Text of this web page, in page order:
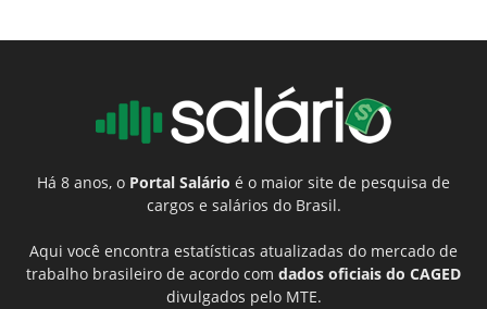
Há 8 anos, o Portal Salário é o maior site de pesquisa de
cargos e salários do Brasil.
Aqui você encontra estatísticas atualizadas do mercado de
trabalho brasileiro de acordo com dados oficiais do CAGED
divulgados pelo MTE.